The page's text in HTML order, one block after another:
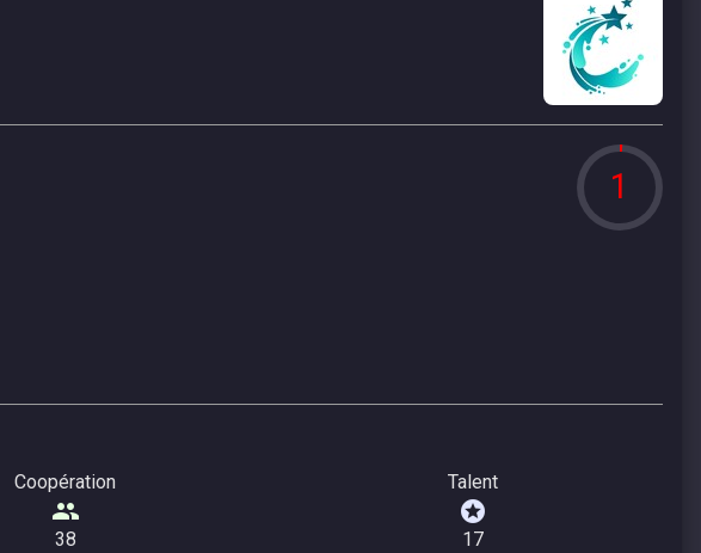
1
Coopération
38
Talent
17